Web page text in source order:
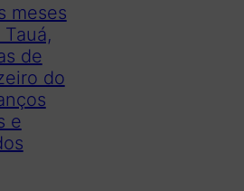
meses
de
do
e